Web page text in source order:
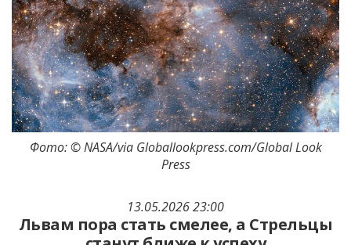
13.05.2026 23:00
Львам пора стать смелее, а Стрельцы
Фото: © NASA/via Globallookpress.com/Global Look
Press